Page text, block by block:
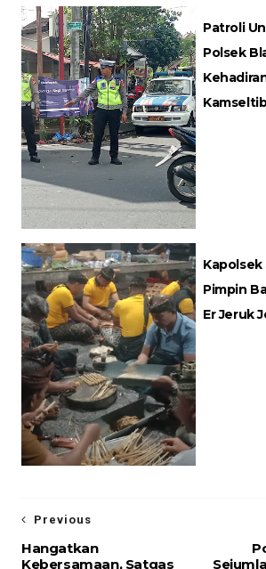
Patroli
Polsek
Pimpin
Er Jeruk
Previous
Hangatkan
Kebersamaan, Satgas